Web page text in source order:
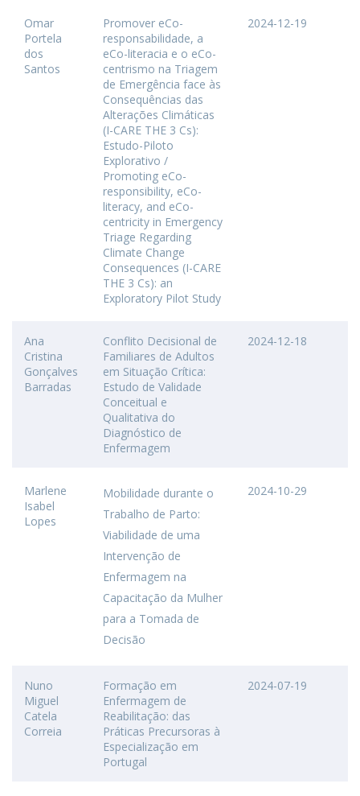
Omar
Portela
dos
Santos
Promover eCo-
responsabilidade, a
eCo-literacia e o eCo-
centrismo na Triagem
de Emergência face às
Consequências das
Alterações Climáticas
(I-CARE THE 3 Cs):
Estudo-Piloto
Explorativo /
Promoting eCo-
responsibility, eCo-
literacy, and eCo-
centricity in Emergency
Triage Regarding
Climate Change
Consequences (I-CARE
THE 3 Cs): an
Exploratory Pilot Study
2024-12-19
Ana
Cristina
Gonçalves
Barradas
Conflito Decisional de
Familiares de Adultos
em Situação Crítica:
Estudo de Validade
Conceitual e
Qualitativa do
Diagnóstico de
Enfermagem
2024-12-18
Marlene
Isabel
Lopes
Mobilidade durante o
Trabalho de Parto:
Viabilidade de uma
Intervenção de
Enfermagem na
Capacitação da Mulher
para a Tomada de
Decisão
2024-10-29
Nuno
Miguel
Catela
Correia
Formação em
Enfermagem de
Reabilitação: das
Práticas Precursoras à
Especialização em
Portugal
2024-07-19